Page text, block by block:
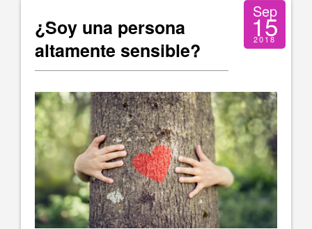
¿Soy una persona
altamente sensible?
Sep
15
2018